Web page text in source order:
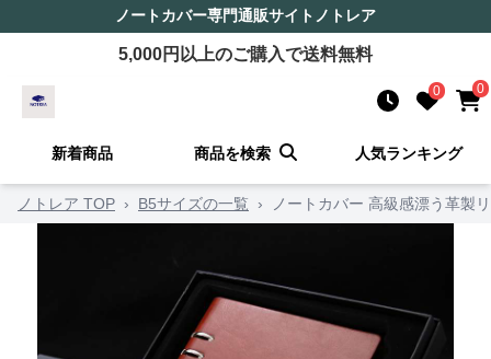
ノートカバー専門通販サイト ノトレア
5,000円以上のご購入で送料無料
0 0
新着商品 商品を検索 人気ランキング
ノトレア TOP › B5サイズの一覧 › ノートカバー 高級感漂う革製